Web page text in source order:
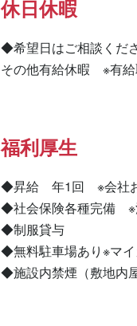
休日休暇
◆希望日はご相談くだ
その他有給休暇　※有
福利厚生
◆昇給　年1回　※会社
◆社会保険各種完備　
◆制服貸与
◆無料駐車場あり※マ
◆施設内禁煙（敷地内